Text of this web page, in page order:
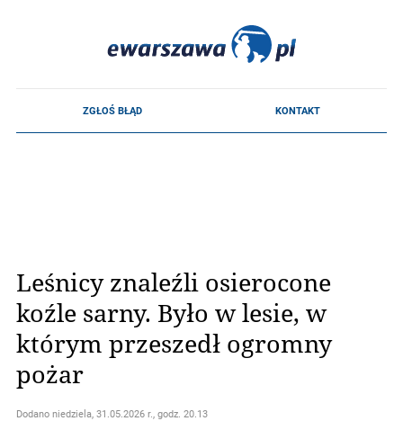
Leśnicy znaleźli osierocone
koźle sarny. Było w lesie, w
którym przeszedł ogromny
pożar
Dodano niedziela, 31.05.2026 r., godz. 20.13